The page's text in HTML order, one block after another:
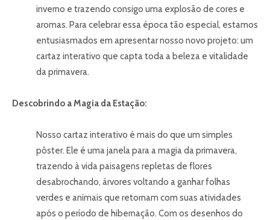
inverno e trazendo consigo uma explosão de cores e
aromas. Para celebrar essa época tão especial, estamos
entusiasmados em apresentar nosso novo projeto: um
cartaz interativo que capta toda a beleza e vitalidade
da primavera.
Descobrindo a Magia da Estação:
Nosso cartaz interativo é mais do que um simples
pôster. Ele é uma janela para a magia da primavera,
trazendo à vida paisagens repletas de flores
desabrochando, árvores voltando a ganhar folhas
verdes e animais que retornam com suas atividades
após o período de hibernação. Com os desenhos do